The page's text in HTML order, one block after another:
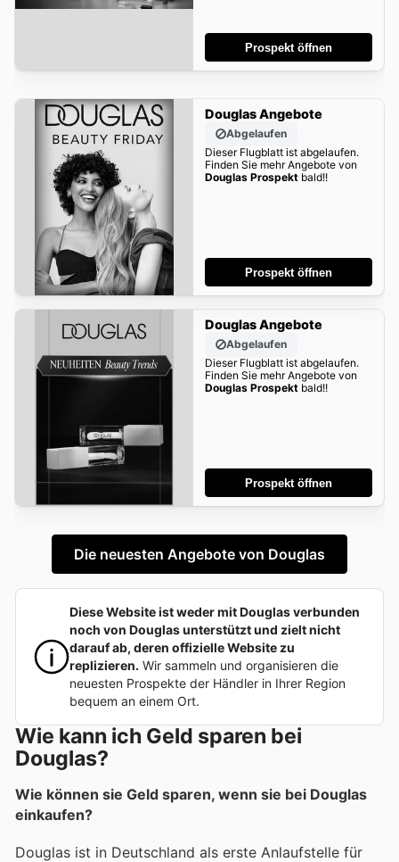
Prospekt öffnen
Douglas Angebote
Abgelaufen
Dieser Flugblatt ist abgelaufen.
Finden Sie mehr Angebote von
Douglas Prospektbald!!
Prospekt öffnen
Douglas Angebote
Abgelaufen
Dieser Flugblatt ist abgelaufen.
Finden Sie mehr Angebote von
Douglas Prospektbald!!
Prospekt öffnen
Die neuesten Angebote von Douglas
Diese Website ist weder mit Douglas verbunden
noch von Douglas unterstützt und zielt nicht
darauf ab, deren offizielle Website zu
replizieren. Wir sammeln und organisieren die
neuesten Prospekte der Händler in Ihrer Region
bequem an einem Ort.
Wie kann ich Geld sparen bei
Douglas?
Wie können sie Geld sparen, wenn sie bei Douglas
einkaufen?
Douglas ist in Deutschland als erste Anlaufstelle für